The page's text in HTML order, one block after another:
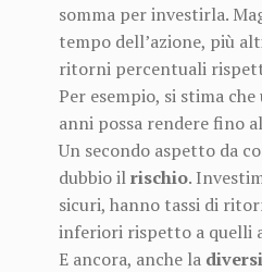
somma per investirla.
tempo dell’azione, più
ritorni percentuali
Per esempio, si stima
anni possa rendere fino
Un secondo aspetto da
dubbio ilrischio.
sicuri, hanno tassi di
inferiori rispetto a quelli
E ancora, anche la